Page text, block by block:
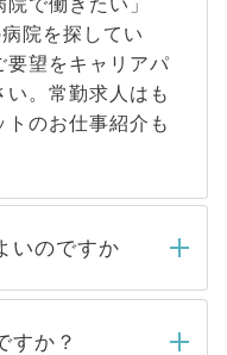
院を探してい
要望をキャリアパ
。常勤求人はも
のお仕事紹介も
いのですか
、弊社担当者がご
メールもしくは
すか？